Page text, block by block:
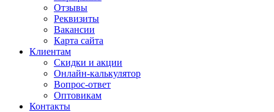
Отзывы
Реквизиты
Вакансии
Карта сайта
Клиентам
Скидки и акции
Онлайн-калькулятор
Вопрос-ответ
Оптовикам
Контакты